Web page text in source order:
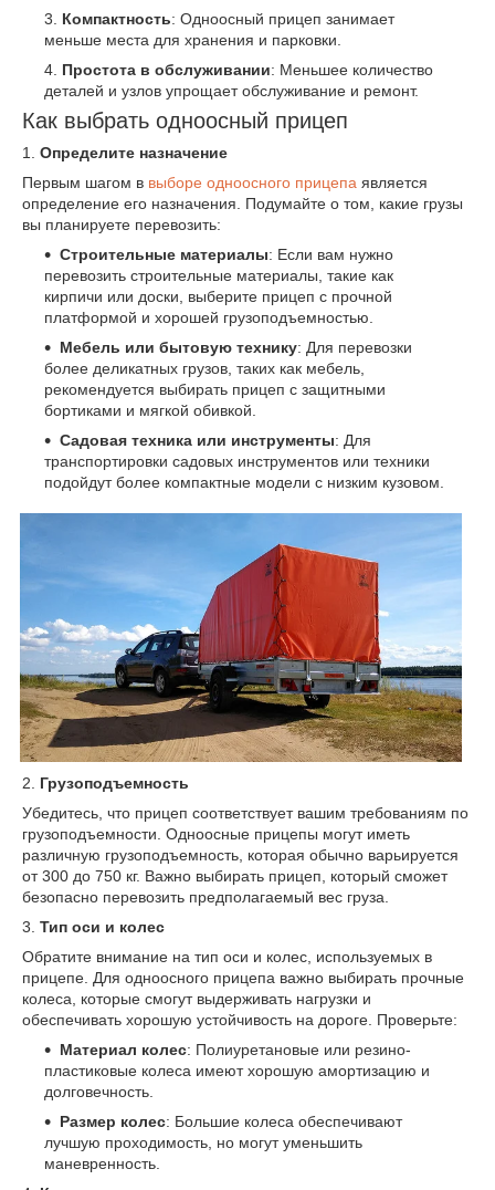
Компактность: Одноосный прицеп занимает
меньше места для хранения и парковки.
Простота в обслуживании: Меньшее количество
деталей и узлов упрощает обслуживание и ремонт.
Как выбрать одноосный прицеп
1. Определите назначение
Первым шагом в выборе одноосного прицепа является
определение его назначения. Подумайте о том, какие грузы
вы планируете перевозить:
Строительные материалы: Если вам нужно
перевозить строительные материалы, такие как
кирпичи или доски, выберите прицеп с прочной
платформой и хорошей грузоподъемностью.
Мебель или бытовую технику: Для перевозки
более деликатных грузов, таких как мебель,
рекомендуется выбирать прицеп с защитными
бортиками и мягкой обивкой.
Садовая техника или инструменты: Для
транспортировки садовых инструментов или техники
подойдут более компактные модели с низким кузовом.
2. Грузоподъемность
Убедитесь, что прицеп соответствует вашим требованиям по
грузоподъемности. Одноосные прицепы могут иметь
различную грузоподъемность, которая обычно варьируется
от 300 до 750 кг. Важно выбирать прицеп, который сможет
безопасно перевозить предполагаемый вес груза.
3. Тип оси и колес
Обратите внимание на тип оси и колес, используемых в
прицепе. Для одноосного прицепа важно выбирать прочные
колеса, которые смогут выдерживать нагрузки и
обеспечивать хорошую устойчивость на дороге. Проверьте:
Материал колес: Полиуретановые или резино-
пластиковые колеса имеют хорошую амортизацию и
долговечность.
Размер колес: Большие колеса обеспечивают
лучшую проходимость, но могут уменьшить
маневренность.